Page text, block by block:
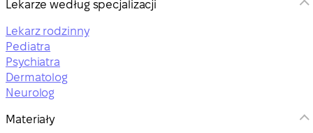
Lekarze według specjalizacji
Lekarz rodzinny
Pediatra
Psychiatra
Dermatolog
Neurolog
Materiały